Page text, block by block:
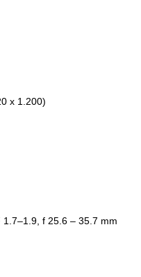
x 1.200)
f 25.6 – 35.7 mm